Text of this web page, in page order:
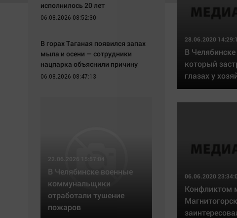
Политика
Экономика
Отраслевые темы
Hедвижимость
исполнилось 20 лет
06.08.2026 08:52:30
В горах Таганая появился запах
мыла и осени — сотрудники
нацпарка объяснили причину
06.08.2026 08:47:13
22.06.2026 15:57:04
В Челябинске военные
коммунальщики
отработали тушение
пожаров
28.06.2020
В
который
глазах у
06.06.2020
Конфликтом